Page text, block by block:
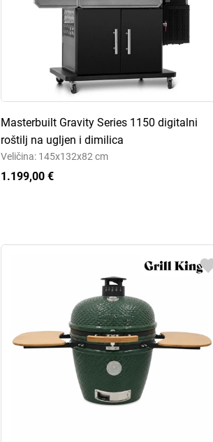
Masterbuilt Gravity Series 1150 digitalni
roštilj na ugljen i dimilica
Veličina: 145x132x82 cm
1.199,00 €